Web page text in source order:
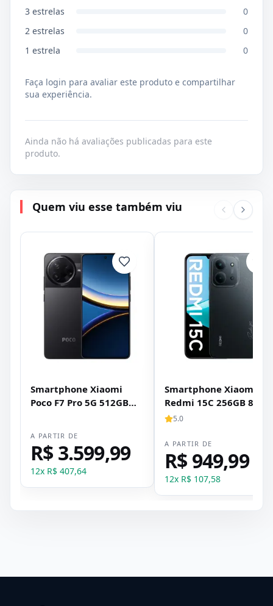
3 estrelas
0
2 estrelas
0
1 estrela 0
Faça login para avaliar este produto e compartilhar
sua experiência.
Ainda não há avaliações publicadas para este
produto.
Quem viu esse também viu
Smartphone Xiaomi
Poco F7 Pro 5G 512GB
A PARTIR DE
R$ 3.599,99
12x R$ 407,64
Smartphone Xiaomi
Redmi 15C 256GB 8GB
RAM Dual SIM Tela 6.9"
5.0
A PARTIR DE
R$ 949,99
12x R$ 107,58